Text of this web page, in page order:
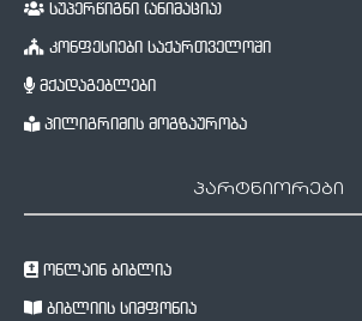
სუპერწიგნი (ანიმაცია)
კონფესიები საქართველოში
მქადაგებლები
პილიგრიმის მოგზაურობა
პარტნიორები
ონლაინ ბიბლია
ბიბლიის სიმფონია